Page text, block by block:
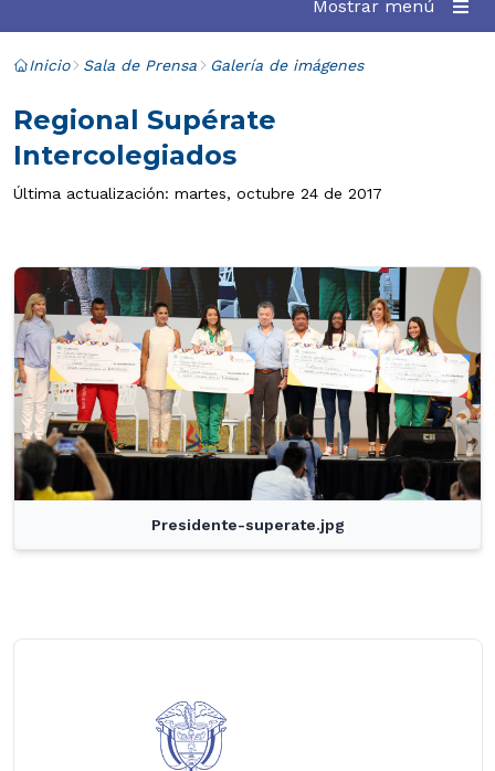
Mostrar menú
Inicio Sala de Prensa Galería de imágenes
Regional Supérate
Intercolegiados
Última actualización: martes, octubre 24 de 2017
Presidente-superate.jpg